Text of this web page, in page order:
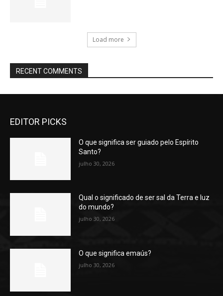
Load more
RECENT COMMENTS
EDITOR PICKS
O que significa ser guiado pelo Espírito
Santo?
julho 30, 2026
Qual o significado de ser sal da Terra e luz
do mundo?
julho 30, 2026
O que significa emaús?
julho 30, 2026